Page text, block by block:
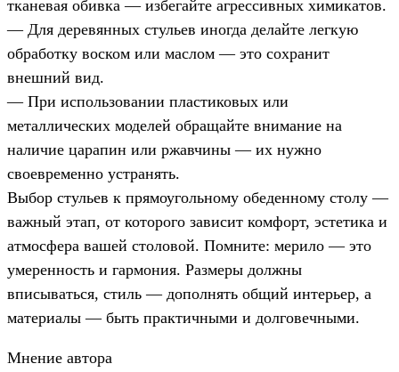
тканевая обивка — избегайте агрессивных химикатов.
— Для деревянных стульев иногда делайте легкую
обработку воском или маслом — это сохранит
внешний вид.
— При использовании пластиковых или
металлических моделей обращайте внимание на
наличие царапин или ржавчины — их нужно
своевременно устранять.
Выбор стульев к прямоугольному обеденному столу —
важный этап, от которого зависит комфорт, эстетика и
атмосфера вашей столовой. Помните: мерило — это
умеренность и гармония. Размеры должны
вписываться, стиль — дополнять общий интерьер, а
материалы — быть практичными и долговечными.
Мнение автора